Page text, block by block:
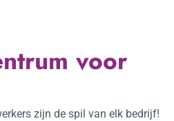
voor
zijn de spil van elk bedrijf!